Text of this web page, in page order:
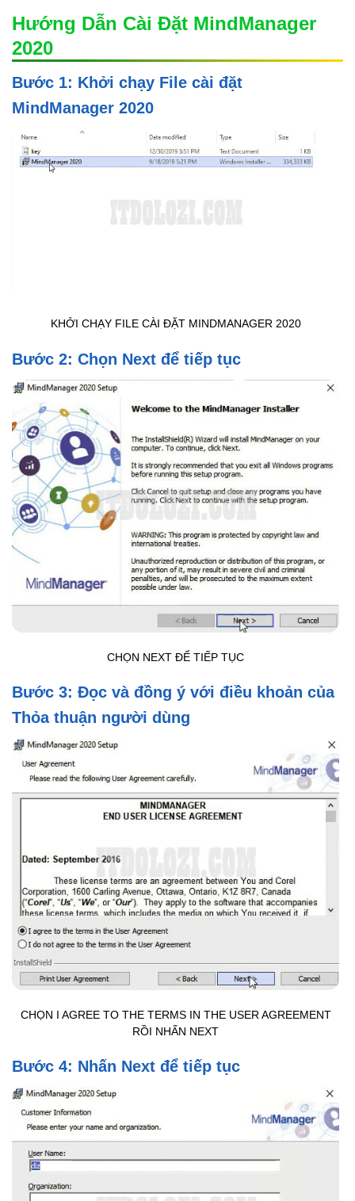
Hướng Dẫn Cài Đặt MindManager
2020
Bước 1: Khởi chạy File cài đặt
MindManager 2020
KHỞI CHẠY FILE CÀI ĐẶT MINDMANAGER 2020
Bước 2: Chọn Next để tiếp tục
CHỌN NEXT ĐỂ TIẾP TỤC
Bước 3: Đọc và đồng ý với điều khoản của
Thỏa thuận người dùng
CHỌN I AGREE TO THE TERMS IN THE USER AGREEMENT
RỒI NHẤN NEXT
Bước 4: Nhấn Next để tiếp tục